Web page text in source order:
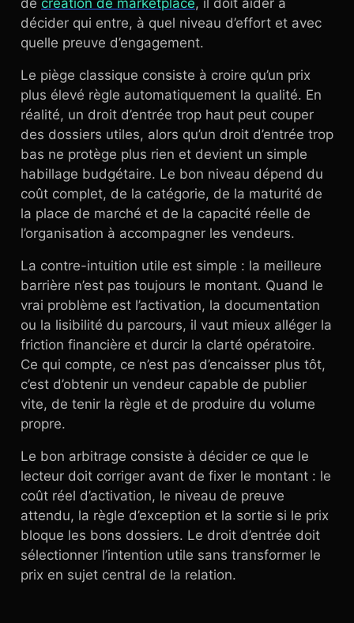
de création de marketplace, il doit aider à
décider qui entre, à quel niveau d’effort et avec
quelle preuve d’engagement.
Le piège classique consiste à croire qu’un prix
plus élevé règle automatiquement la qualité. En
réalité, un droit d’entrée trop haut peut couper
des dossiers utiles, alors qu’un droit d’entrée trop
bas ne protège plus rien et devient un simple
habillage budgétaire. Le bon niveau dépend du
coût complet, de la catégorie, de la maturité de
la place de marché et de la capacité réelle de
l’organisation à accompagner les vendeurs.
La contre-intuition utile est simple : la meilleure
barrière n’est pas toujours le montant. Quand le
vrai problème est l’activation, la documentation
ou la lisibilité du parcours, il vaut mieux alléger la
friction financière et durcir la clarté opératoire.
Ce qui compte, ce n’est pas d’encaisser plus tôt,
c’est d’obtenir un vendeur capable de publier
vite, de tenir la règle et de produire du volume
propre.
Le bon arbitrage consiste à décider ce que le
lecteur doit corriger avant de fixer le montant : le
coût réel d’activation, le niveau de preuve
attendu, la règle d’exception et la sortie si le prix
bloque les bons dossiers. Le droit d’entrée doit
sélectionner l’intention utile sans transformer le
prix en sujet central de la relation.